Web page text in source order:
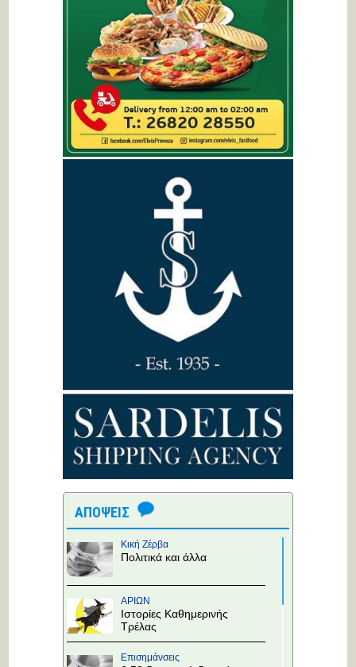
ΑΠΟΨΕΙΣ
Κική Ζέρβα
Πολιτικά και άλλα
ΑΡΙΩΝ
Ιστορίες Καθημερινής
Τρέλας
Επισημάνσεις